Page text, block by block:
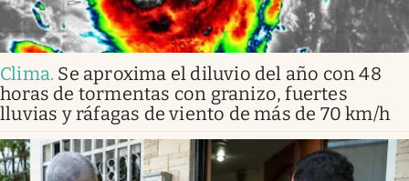
Clima. Se aproxima el diluvio del año con 48
horas de tormentas con granizo, fuertes
lluvias y ráfagas de viento de más de 70 km/h